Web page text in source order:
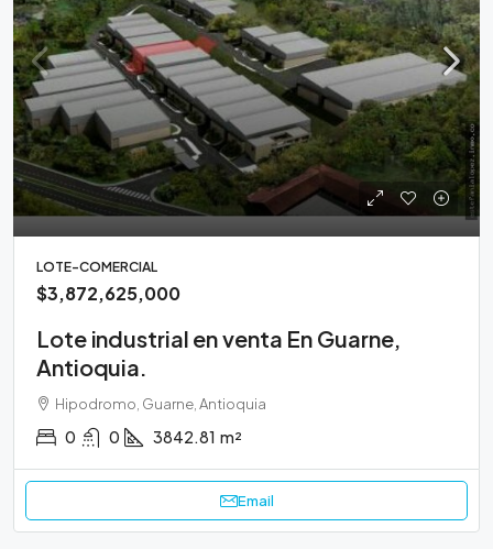
LOTE-COMERCIAL
$3,872,625,000
Lote industrial en venta En Guarne,
Antioquia.
Hipodromo, Guarne, Antioquia
0 0 3842.81 m²
Email